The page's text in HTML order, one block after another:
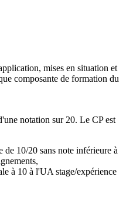
mises en situation et
composante de formation du
notation sur 20. Le CP est
de 10/20 sans note inférieure à
à 10 à l'UA stage/expérience